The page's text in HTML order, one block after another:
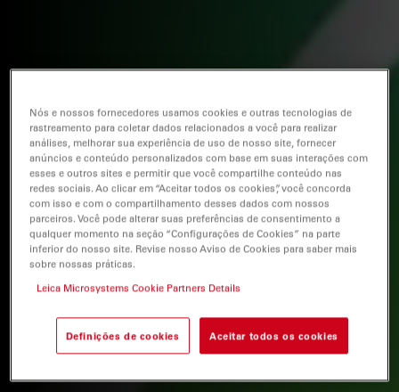
Nós e nossos fornecedores usamos cookies e outras tecnologias de
rastreamento para coletar dados relacionados a você para realizar
análises, melhorar sua experiência de uso de nosso site, fornecer
anúncios e conteúdo personalizados com base em suas interações com
esses e outros sites e permitir que você compartilhe conteúdo nas
redes sociais. Ao clicar em “Aceitar todos os cookies”, você concorda
com isso e com o compartilhamento desses dados com nossos
parceiros. Você pode alterar suas preferências de consentimento a
qualquer momento na seção “Configurações de Cookies” na parte
inferior do nosso site. Revise nosso Aviso de Cookies para saber mais
sobre nossas práticas.
Leica Microsystems Cookie Partners Details
Definições de cookies Aceitar todos os cookies